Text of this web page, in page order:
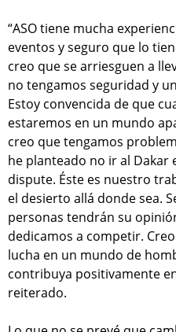
“ASO tiene mucha
eventos y seguro que lo
creo que se arriesguen a
no tengamos seguridad y
Estoy convencida de que
estaremos en un mundo
creo que tengamos
he planteado no ir al Dakar
dispute. Éste es nuestro
el desierto allá donde sea.
personas tendrán su
dedicamos a competir.
lucha en un mundo de
contribuya positivamente
reiterado.